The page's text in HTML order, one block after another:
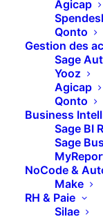
Agicap
Qonto
Gestion des
Sage
Yooz
Agicap
Qonto
Business
Sage BI
Sage
NoCode &
Make
RH & Paie
Silae
Rejoignez
Technique
Consultant(e)
Vous
de la
Consultant(e)
Devenez
accompagnez